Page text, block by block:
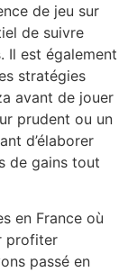
de jeu sur
de suivre
Il est également
stratégies
avant de jouer
prudent ou un
d’élaborer
de gains tout
en France où
profiter
passé en